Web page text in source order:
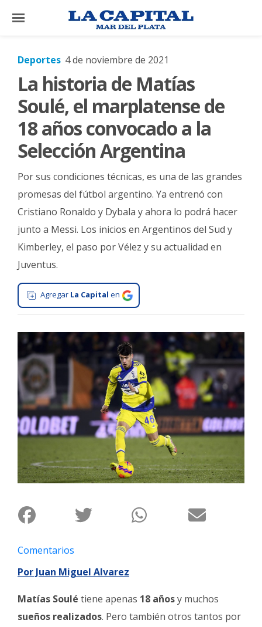
×
El
País
El
Mundo
La
Cultura
Tecnología
Gastronomía
General
La
Deportes
Arte
y
Espectáculos
Policiales
Cartelera
Fotos
de
Familia
Clasificados
Deportes 4 de noviembre de 2021
La historia de Matías
Soulé, el marplatense de
18 años convocado a la
Selección Argentina
Por sus condiciones técnicas, es una de las grandes
promesas del fútbol argentino. Ya entrenó con
Cristiano Ronaldo y Dybala y ahora lo podrá hacer
junto a Messi. Los inicios en Argentinos del Sud y
Kimberley, el paso por Vélez y su actualidad en
Juventus.
Agregar La Capital en
Comentarios
Por Juan Miguel Alvarez
Matías Soulé tiene apenas 18 añosy muchos
sueños realizados. Pero también otros tantos por